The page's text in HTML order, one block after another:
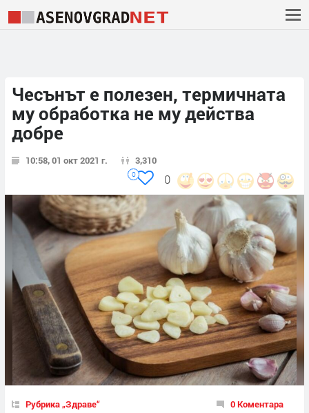
Чесънът е полезен, термичната
му обработка не му действа
добре
10:58, 01 окт 2021 г. 3,310
0
0
Рубрика „Здраве“ 0 Коментара